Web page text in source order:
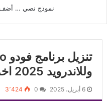
نموذج نصي … أضف
وللاندرويد 2025 اخر اصدار
6 أبريل، 2025 0 3٬424